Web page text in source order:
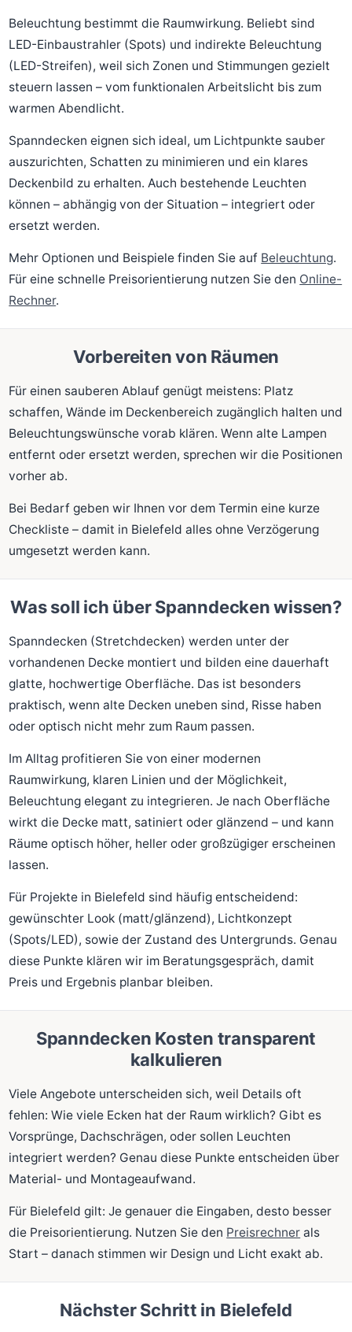
Beleuchtung bestimmt die Raumwirkung. Beliebt sind
LED-Einbaustrahler (Spots) und indirekte Beleuchtung
(LED-Streifen), weil sich Zonen und Stimmungen gezielt
steuern lassen – vom funktionalen Arbeitslicht bis zum
warmen Abendlicht.
Spanndecken eignen sich ideal, um Lichtpunkte sauber
auszurichten, Schatten zu minimieren und ein klares
Deckenbild zu erhalten. Auch bestehende Leuchten
können – abhängig von der Situation – integriert oder
ersetzt werden.
Mehr Optionen und Beispiele finden Sie auf Beleuchtung.
Für eine schnelle Preisorientierung nutzen Sie den Online-
Rechner.
Vorbereiten von Räumen
Für einen sauberen Ablauf genügt meistens: Platz
schaffen, Wände im Deckenbereich zugänglich halten und
Beleuchtungswünsche vorab klären. Wenn alte Lampen
entfernt oder ersetzt werden, sprechen wir die Positionen
vorher ab.
Bei Bedarf geben wir Ihnen vor dem Termin eine kurze
Checkliste – damit in Bielefeld alles ohne Verzögerung
umgesetzt werden kann.
Was soll ich über Spanndecken wissen?
Spanndecken (Stretchdecken) werden unter der
vorhandenen Decke montiert und bilden eine dauerhaft
glatte, hochwertige Oberfläche. Das ist besonders
praktisch, wenn alte Decken uneben sind, Risse haben
oder optisch nicht mehr zum Raum passen.
Im Alltag profitieren Sie von einer modernen
Raumwirkung, klaren Linien und der Möglichkeit,
Beleuchtung elegant zu integrieren. Je nach Oberfläche
wirkt die Decke matt, satiniert oder glänzend – und kann
Räume optisch höher, heller oder großzügiger erscheinen
lassen.
Für Projekte in Bielefeld sind häufig entscheidend:
gewünschter Look (matt/glänzend), Lichtkonzept
(Spots/LED), sowie der Zustand des Untergrunds. Genau
diese Punkte klären wir im Beratungsgespräch, damit
Preis und Ergebnis planbar bleiben.
Spanndecken Kosten transparent
kalkulieren
Viele Angebote unterscheiden sich, weil Details oft
fehlen: Wie viele Ecken hat der Raum wirklich? Gibt es
Vorsprünge, Dachschrägen, oder sollen Leuchten
integriert werden? Genau diese Punkte entscheiden über
Material- und Montageaufwand.
Für Bielefeld gilt: Je genauer die Eingaben, desto besser
die Preisorientierung. Nutzen Sie den Preisrechner als
Start – danach stimmen wir Design und Licht exakt ab.
Nächster Schritt in Bielefeld